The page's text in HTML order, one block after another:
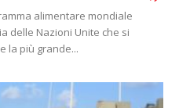
alimentare mondiale
delle Nazioni Unite che si
la più grande...